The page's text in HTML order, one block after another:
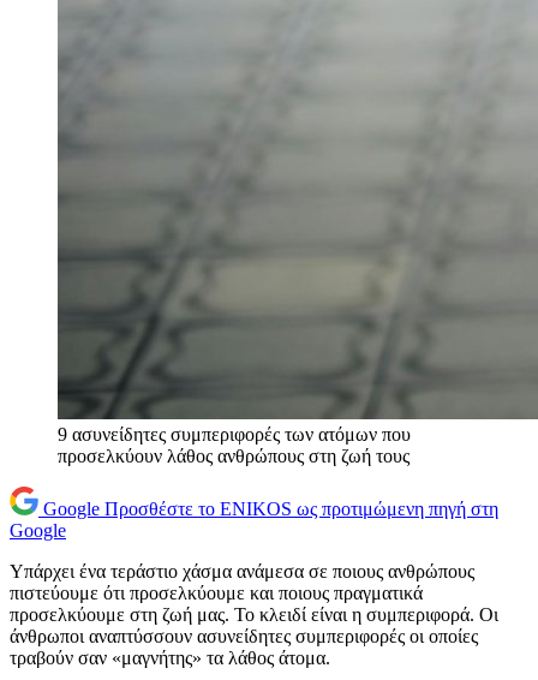
9 ασυνείδητες συμπεριφορές των ατόμων που
προσελκύουν λάθος ανθρώπους στη ζωή τους
Google Προσθέστε το ENIKOS ως προτιμώμενη πηγή στη
Google
Υπάρχει ένα τεράστιο χάσμα ανάμεσα σε ποιους ανθρώπους
πιστεύουμε ότι προσελκύουμε και ποιους πραγματικά
προσελκύουμε στη ζωή μας. Το κλειδί είναι η συμπεριφορά. Οι
άνθρωποι αναπτύσσουν ασυνείδητες συμπεριφορές οι οποίες
τραβούν σαν «μαγνήτης» τα λάθος άτομα.